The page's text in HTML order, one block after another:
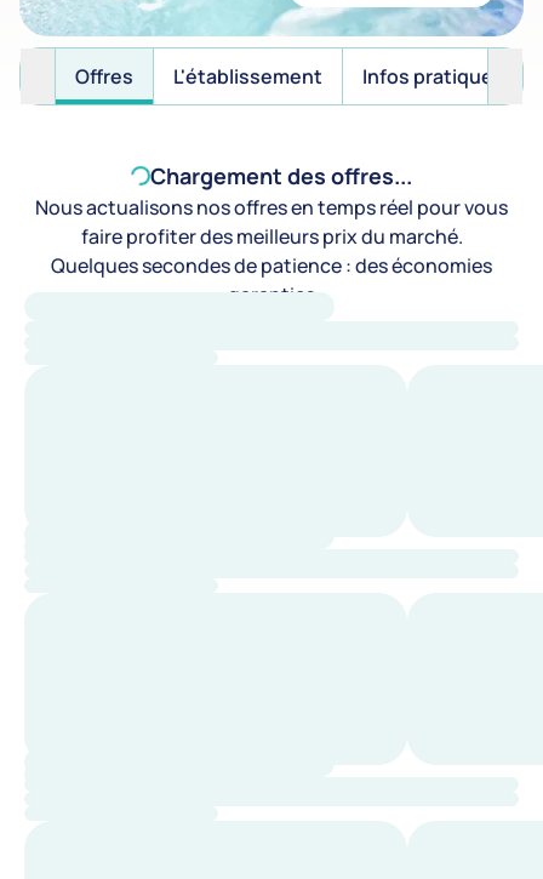
Offres L'établissement Infos pratiques
Chargement des offres...
Nous actualisons nos offres en temps réel pour vous
faire profiter des meilleurs prix du marché.
Quelques secondes de patience : des économies
garanties